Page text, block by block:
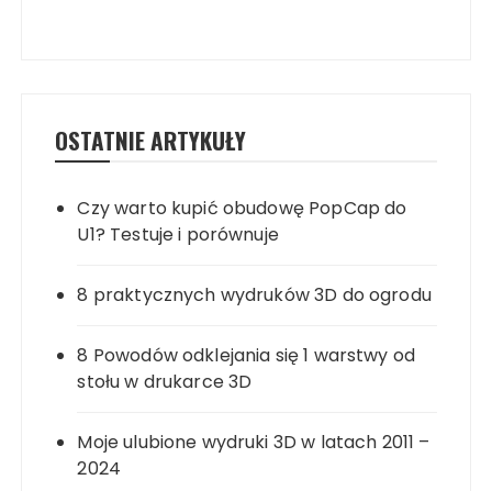
OSTATNIE ARTYKUŁY
Czy warto kupić obudowę PopCap do
U1? Testuje i porównuje
8 praktycznych wydruków 3D do ogrodu
8 Powodów odklejania się 1 warstwy od
stołu w drukarce 3D
Moje ulubione wydruki 3D w latach 2011 –
2024